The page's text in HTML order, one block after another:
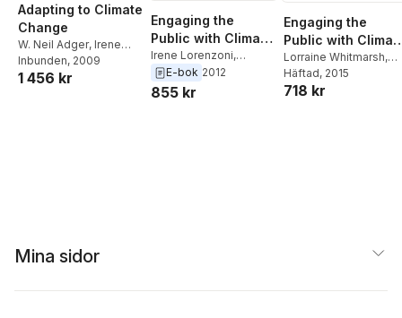
Adapting to Climate
Change
W. Neil Adger, Irene
Lorenzoni ,Karen L.
O'Brien
Inbunden, 2009
1 456 kr
Engaging the
Public with Climate
Change
Irene Lorenzoni,
Saffron O'Neill
Whitmarsh
E-bok 2012
855 kr
Engaging the
Public with
Change
Lorraine Whitmarsh,
Irene Lorenzoni
Lorraine Whitmarsh
Häftad, 2015
718 kr
Mina sidor